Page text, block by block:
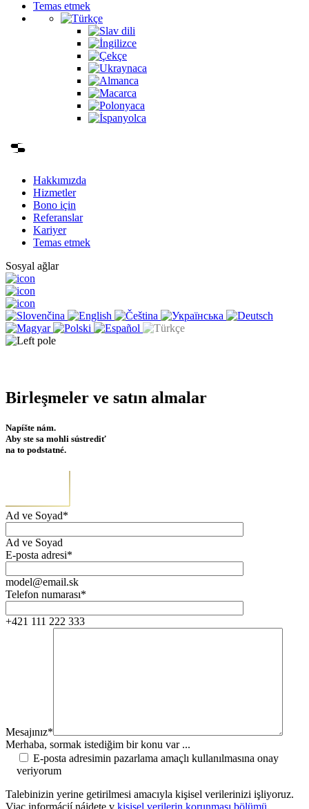
Temas etmek
Hakkımızda
Hizmetler
Bono için
Referanslar
Kariyer
Temas etmek
Sosyal ağlar
Birleşmeler ve satın almalar
Napíšte nám.
Aby ste sa mohli sústrediť
na to podstatné.
Ad ve Soyad*
Ad ve Soyad
E-posta adresi*
model@email.sk
Telefon numarası*
+421 111 222 333
Mesajınız*
Merhaba, sormak istediğim bir konu var ...
E-posta adresimin pazarlama amaçlı kullanılmasına onay
veriyorum
Talebinizin yerine getirilmesi amacıyla kişisel verilerinizi işliyoruz.